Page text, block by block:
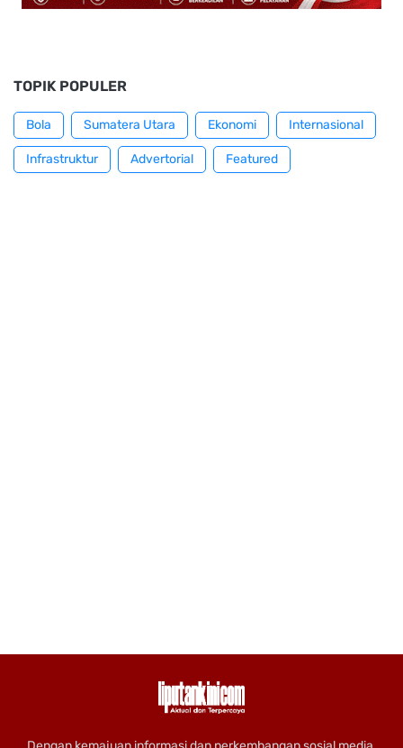
TOPIK POPULER
Bola Sumatera Utara Ekonomi Internasional
Infrastruktur Advertorial Featured